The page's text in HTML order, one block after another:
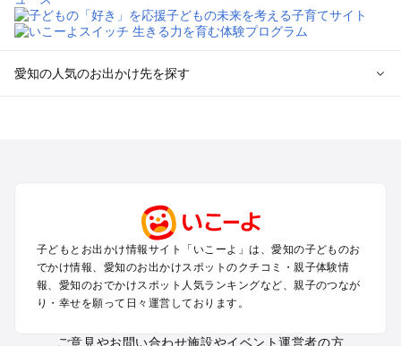
愛知の人気のお出かけ先を探す
犬山・一宮・小牧・瀬戸・各務原・尾張のプールお出かけ
知多半島（常滑・半田・南知多）のプールお出かけ
愛知の定番お出かけスポット
愛知の遊園地
子どもとお出かけ情報サイト「いこーよ」は、愛知の子どものお
でかけ情報、愛知のお出かけスポットのクチコミ・親子体験情
報、愛知のおでかけスポット人気ランキングなど、親子のつなが
り・幸せを願って日々運営しております。
ご意見やお問い合わせ施設やイベント運営者の方